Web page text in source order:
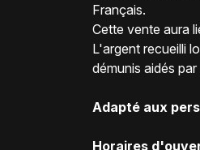
Français.
Cette vente aura
L'argent recueilli
démunis aidés
Adapté aux
Horaires